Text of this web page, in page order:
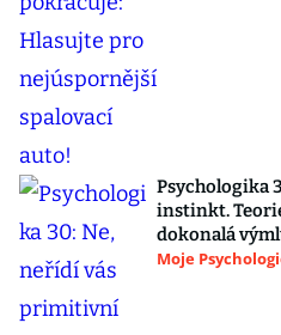
Psychologika
instinkt.
dokonalá
Moje